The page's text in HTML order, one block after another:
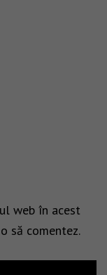
web în acest
să comentez.